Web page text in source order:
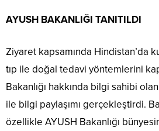
AYUSH BAKANLIĞI TANITILDI
Ziyaret kapsamında Hindistan’da
tıp ile doğal tedavi yöntemlerini
Bakanlığı hakkında bilgi sahibi
ile bilgi paylaşımı gerçekleştirdi.
özellikle AYUSH Bakanlığı